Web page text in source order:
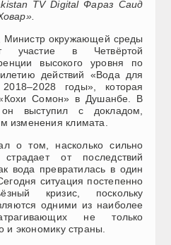
TV Digital Фараз Саид
Министр окружающей среды
участие в Четвёртой
высокого уровня по
действий «Вода для
2018–2028 годы», которая
Сомон» в Душанбе. В
выступил с докладом,
изменения климата.
о том, насколько сильно
от последствий
вода превратилась в один
ситуация постепенно
кризис, поскольку
одними из наиболее
не только
и экономику страны.